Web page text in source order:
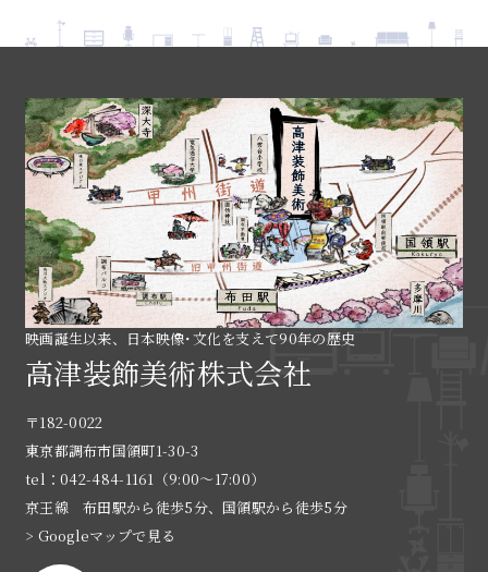
映画誕生以来、日本映像･文化を支えて90年の歴史
高津装飾美術株式会社
〒182-0022
東京都調布市国領町1-30-3
tel：042-484-1161（9:00〜17:00）
京王線 布田駅から徒歩5分、国領駅から徒歩5分
> Googleマップで見る